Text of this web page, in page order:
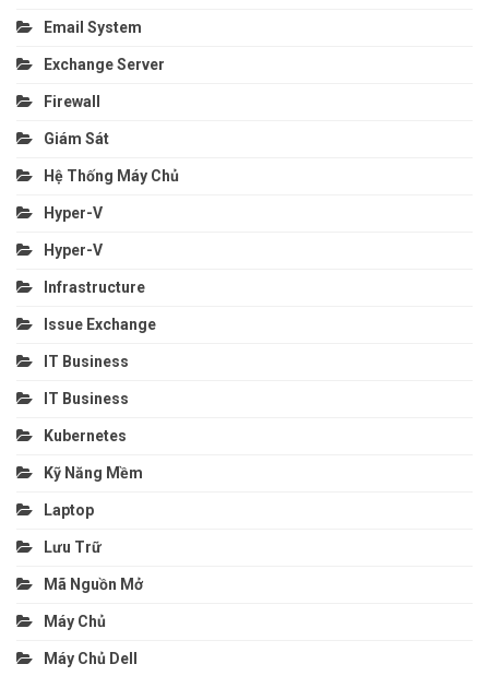
Email System
Exchange Server
Firewall
Giám Sát
Hệ Thống Máy Chủ
Hyper-V
Hyper-V
Infrastructure
Issue Exchange
IT Business
IT Business
Kubernetes
Kỹ Năng Mềm
Laptop
Lưu Trữ
Mã Nguồn Mở
Máy Chủ
Máy Chủ Dell